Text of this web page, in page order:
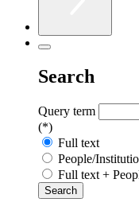
Search
Query term
(*)
Full text
People/
Full text +